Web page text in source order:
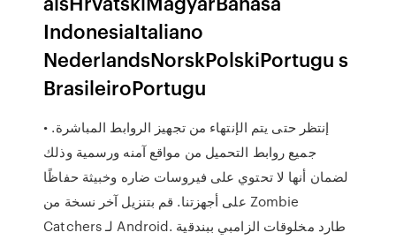
IndonesiaItaliano
NederlandsNorskPolskiPortugu s
BrasileiroPortugu
إنتظر حتى يتم الإنتهاء من تجهيز الروابط المباشرة. •
جميع روابط التحميل من مواقع آمنه ورسمية وذلك
لضمان أنها لا تحتوي على فيروسات ضاره وخبيثة حفاظًا
على أجهزتنا. قم بتنزيل آخر نسخة من Zombie
Catchers لـ Android. طارد مخلوقات الزامبي ببندقية